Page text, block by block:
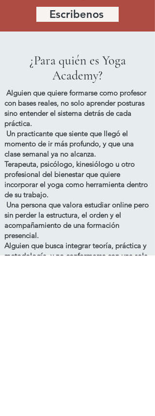
Escribenos
¿Para quién es Yoga
Academy?
Alguien que quiere formarse como profesor
con bases reales, no solo aprender posturas
sino entender el sistema detrás de cada
práctica.
Un practicante que siente que llegó el
momento de ir más profundo, y que una
clase semanal ya no alcanza.
Terapeuta, psicólogo, kinesiólogo u otro
profesional del bienestar que quiere
incorporar el yoga como herramienta dentro
de su trabajo.
Una persona que valora estudiar online pero
sin perder la estructura, el orden y el
acompañamiento de una formación
presencial.
Alguien que busca integrar teoría, práctica y
metodología, y no conformarse con una sola